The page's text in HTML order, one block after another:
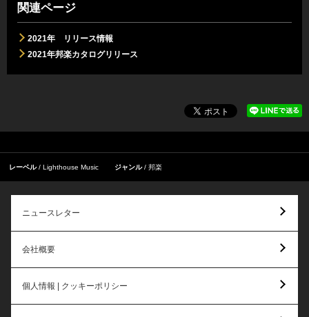
関連ページ
2021年 リリース情報
2021年邦楽カタログリリース
レーベル Lighthouse Music ジャンル 邦楽
ニュースレター
会社概要
個人情報 | クッキーポリシー